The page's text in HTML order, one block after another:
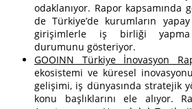
odaklanıyor. Rapor kapsamında
de Türkiye’de kurumların
girişimlerle iş birliği yapma
durumunu gösteriyor.
GOOINN Türkiye İnovasyon
ekosistemi ve küresel
gelişimi, iş dünyasında stratejik
konu başlıklarını ele alıyor.